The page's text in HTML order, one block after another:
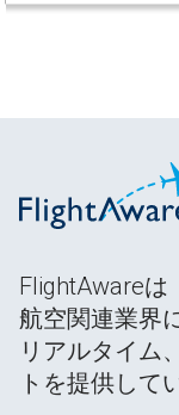
FlightAwareは
航空関連業界
リアルタイム
トを提供して